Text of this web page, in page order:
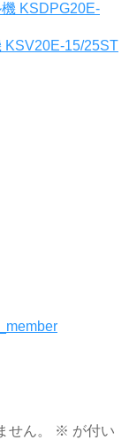
KSDPG20E-
KSV20E-15/25ST
ん。 ※ が付い